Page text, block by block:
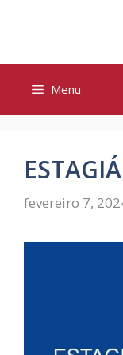
conteúdo
Menu
fevereiro 7,